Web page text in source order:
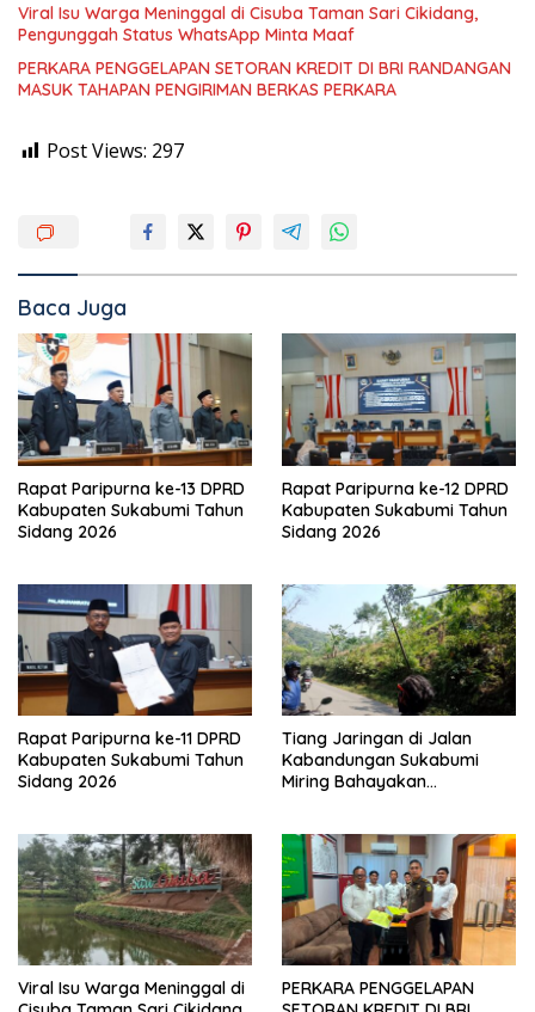
Viral Isu Warga Meninggal di Cisuba Taman Sari Cikidang,
Pengunggah Status WhatsApp Minta Maaf
PERKARA PENGGELAPAN SETORAN KREDIT DI BRI RANDANGAN
MASUK TAHAPAN PENGIRIMAN BERKAS PERKARA
Post Views: 297
Baca Juga
Rapat Paripurna ke-13 DPRD
Kabupaten Sukabumi Tahun
Sidang 2026
Rapat Paripurna ke-12 DPRD
Kabupaten Sukabumi Tahun
Sidang 2026
Rapat Paripurna ke-11 DPRD
Kabupaten Sukabumi Tahun
Sidang 2026
Tiang Jaringan di Jalan
Kabandungan Sukabumi
Miring Bahayakan
Viral Isu Warga Meninggal di
PERKARA PENGGELAPAN